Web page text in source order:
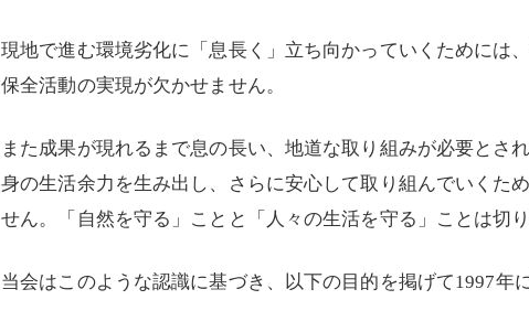
現地で進む環境劣化に「息長く」立ち向かっていくためには
保全活動の実現が欠かせません。
また成果が現れるまで息の長い、地道な取り組みが必要とさ
身の生活余力を生み出し、さらに安心して取り組んでいくた
せん。「自然を守る」ことと「人々の生活を守る」ことは切
当会はこのような認識に基づき、以下の目的を掲げて1997年